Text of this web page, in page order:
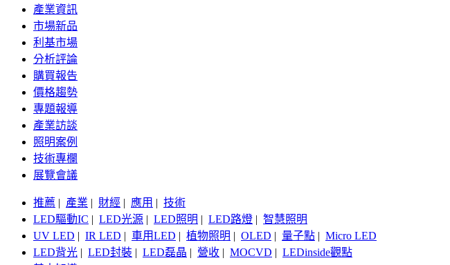
產業資訊
市場新品
利基市場
分析評論
購買報告
價格趨勢
專題報導
產業訪談
照明案例
技術專欄
展覽會議
推薦 | 產業 | 財經 | 應用 | 技術
LED驅動IC | LED光源 | LED照明 | LED路燈 | 智慧照明
UV LED | IR LED | 車用LED | 植物照明 | OLED | 量子點 | Micro LED
LED背光 | LED封裝 | LED磊晶 | 營收 | MOCVD | LEDinside觀點